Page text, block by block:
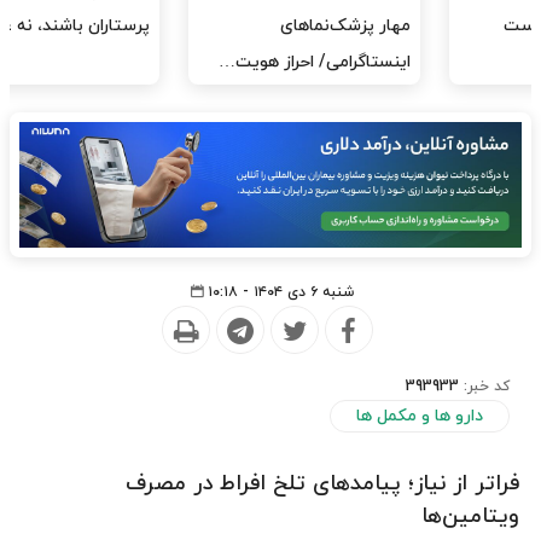
پرستاران باشند، نه عامل فشار
آزمون و خطا نیست
شنبه ۶ دی ۱۴۰۴ - ۱۰:۱۸
کد خبر: 393933
دارو ها و مکمل ها
فراتر از نیاز؛ پیامدهای تلخ افراط در مصرف
ویتامین‌ها